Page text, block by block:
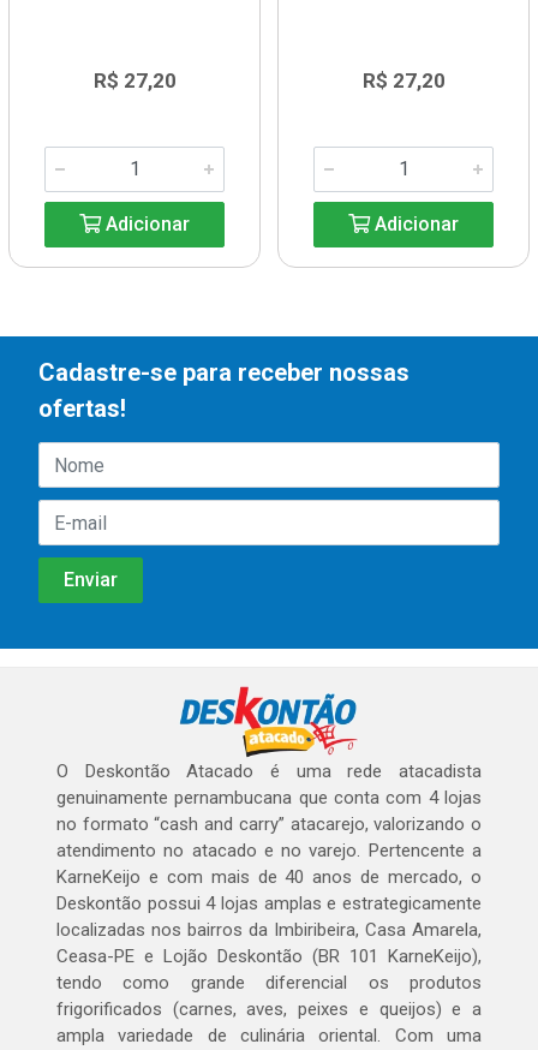
R$ 27,20
Adicionar
R$ 27,20
Adicionar
Cadastre-se para receber nossas
ofertas!
O Deskontão Atacado é uma rede atacadista
genuinamente pernambucana que conta com 4 lojas
no formato “cash and carry” atacarejo, valorizando o
atendimento no atacado e no varejo. Pertencente a
KarneKeijo e com mais de 40 anos de mercado, o
Deskontão possui 4 lojas amplas e estrategicamente
localizadas nos bairros da Imbiribeira, Casa Amarela,
Ceasa-PE e Lojão Deskontão (BR 101 KarneKeijo),
tendo como grande diferencial os produtos
frigorificados (carnes, aves, peixes e queijos) e a
ampla variedade de culinária oriental. Com uma